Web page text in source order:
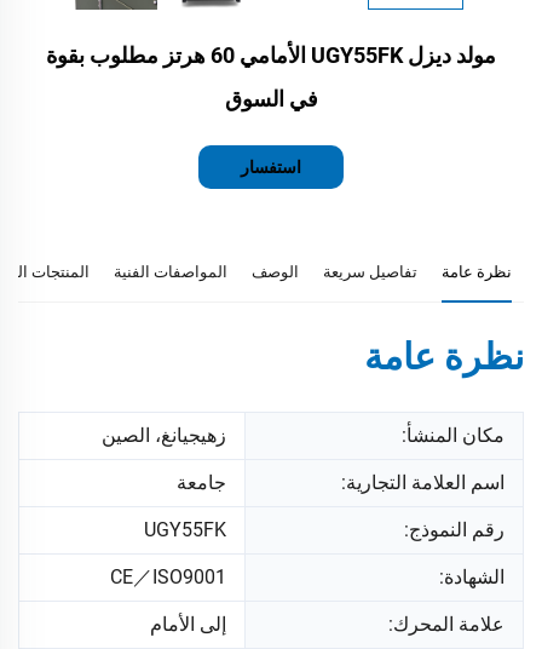
مولد ديزل UGY55FK الأمامي 60 هرتز مطلوب بقوة
في السوق
استفسار
نظرة عامة تفاصيل سريعة الوصف المواصفات الفنية المنتجات
نظرة عامة
مكان المنشأ: زهيجيانغ، الصين
اسم العلامة التجارية: جامعة
رقم النموذج: UGY55FK
الشهادة: CE／ISO9001
علامة المحرك: إلى الأمام